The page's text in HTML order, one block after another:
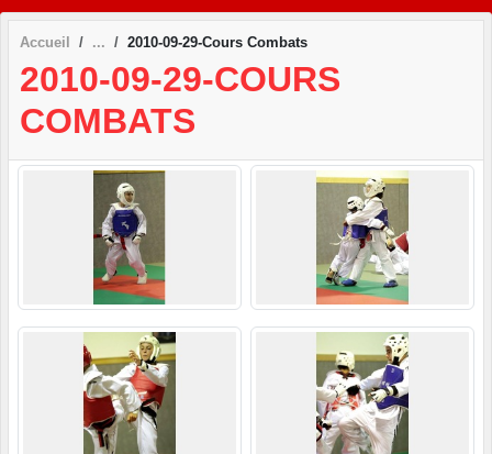
Accueil 2010-09-29-Cours Combats
2010-09-29-COURS
COMBATS